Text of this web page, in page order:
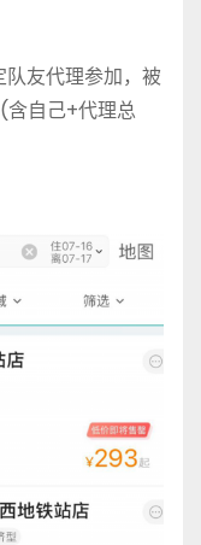
友代理参加，被
自己+代理总